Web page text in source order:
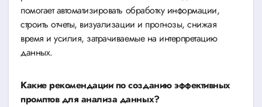
помогает автоматизировать обработку информации,
строить отчеты, визуализации и прогнозы, снижая
время и усилия, затрачиваемые на интерпретацию
данных.
Какие рекомендации по созданию эффективных
промптов для анализа данных?